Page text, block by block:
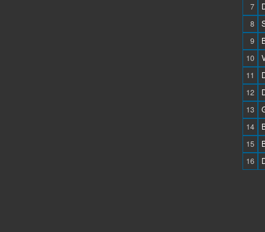
7
8
9
10
11
12
13
14
15
16